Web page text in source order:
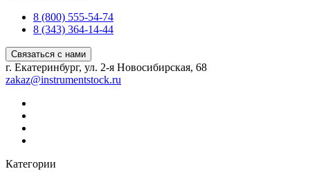
8 (800) 555-54-74
8 (343) 364-14-44
Связаться с нами
г. Екатеринбург, ул. 2-я Новосибирская, 68
zakaz@instrumentstock.ru
Категории